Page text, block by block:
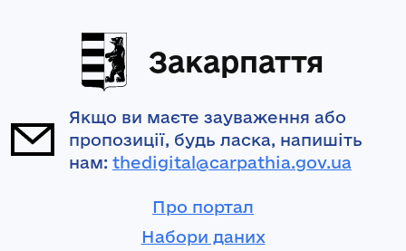
Закарпаття
Якщо ви маєте зауваження або
пропозиції, будь ласка, напишіть
нам: thedigital@carpathia.gov.ua
Про портал
Набори даних